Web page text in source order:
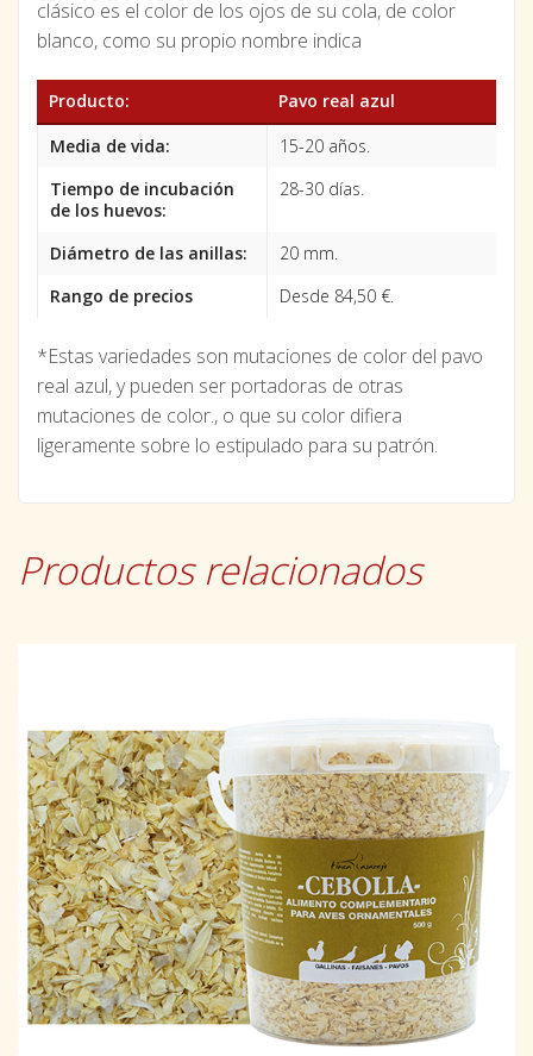
clásico es el color de los ojos de su cola, de color
blanco, como su propio nombre indica
Producto:
Pavo real azul
Media de vida:
15-20 años.
Tiempo de incubación
de los huevos:
28-30 días.
Diámetro de las anillas:
20 mm.
Rango de precios
Desde 84,50 €.
*Estas variedades son mutaciones de color del pavo
real azul, y pueden ser portadoras de otras
mutaciones de color., o que su color difiera
ligeramente sobre lo estipulado para su patrón.
Productos relacionados